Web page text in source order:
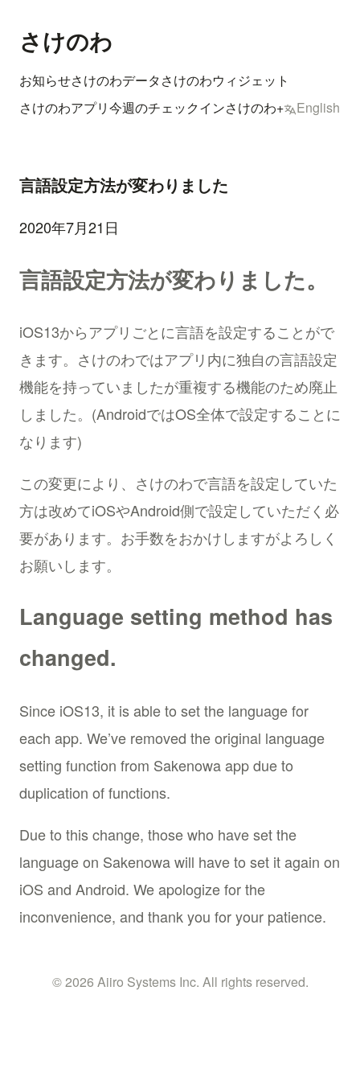
さけのわ
お知らせさけのわデータさけのわウィジェット
さけのわアプリ今週のチェックインさけのわ+ English
言語設定方法が変わりました
2020年7月21日
言語設定方法が変わりました。
iOS13からアプリごとに言語を設定することがで
きます。さけのわではアプリ内に独自の言語設定
機能を持っていましたが重複する機能のため廃止
しました。(AndroidではOS全体で設定することに
なります)
この変更により、さけのわで言語を設定していた
方は改めてiOSやAndroid側で設定していただく必
要があります。お手数をおかけしますがよろしく
お願いします。
Language setting method has
changed.
Since iOS13, it is able to set the language for
each app. We’ve removed the original language
setting function from Sakenowa app due to
duplication of functions.
Due to this change, those who have set the
language on Sakenowa will have to set it again on
iOS and Android. We apologize for the
inconvenience, and thank you for your patience.
© 2026 Aiiro Systems Inc. All rights reserved.